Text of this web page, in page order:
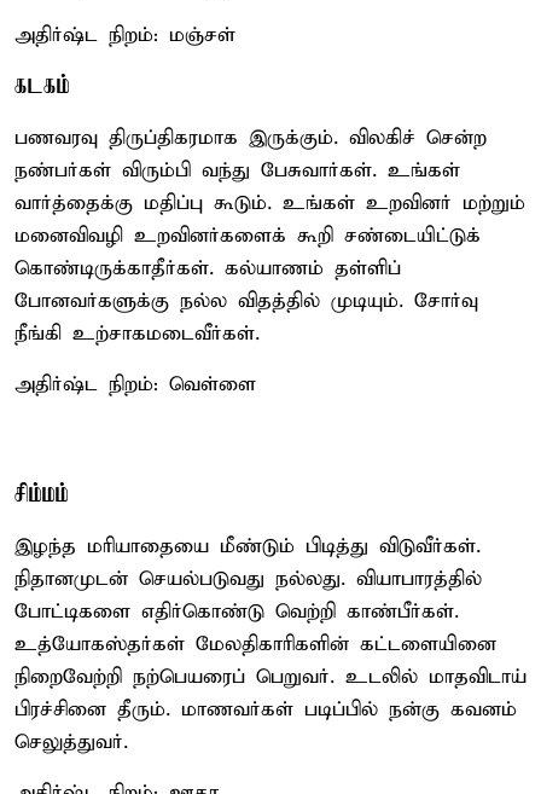
அதிர்ஷ்ட நிறம்: மஞ்சள்
கடகம்
பணவரவு திருப்திகரமாக இருக்கும். விலகிச் சென்ற
நண்பர்கள் விரும்பி வந்து பேசுவார்கள். உங்கள்
வார்த்தைக்கு மதிப்பு கூடும். உங்கள் உறவினர் மற்றும்
மனைவிவழி உறவினர்களைக் கூறி சண்டையிட்டுக்
கொண்டிருக்காதீர்கள். கல்யாணம் தள்ளிப்
போனவர்களுக்கு நல்ல விதத்தில் முடியும். சோர்வு
நீங்கி உற்சாகமடைவீர்கள்.
அதிர்ஷ்ட நிறம்: வெள்ளை
சிம்மம்
இழந்த மரியாதையை மீண்டும் பிடித்து விடுவீர்கள்.
நிதானமுடன் செயல்படுவது நல்லது. வியாபாரத்தில்
போட்டிகளை எதிர்கொண்டு வெற்றி காண்பீர்கள்.
உத்யோகஸ்தர்கள் மேலதிகாரிகளின் கட்டளையினை
நிறைவேற்றி நற்பெயரைப் பெறுவர். உடலில் மாதவிடாய்
பிரச்சினை தீரும். மாணவர்கள் படிப்பில் நன்கு கவனம்
செலுத்துவர்.